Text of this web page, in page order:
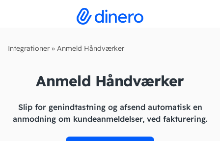
Integrationer » Anmeld Håndværker
Anmeld Håndværker
Slip for genindtastning og afsend automatisk en
anmodning om kundeanmeldelser, ved fakturering.